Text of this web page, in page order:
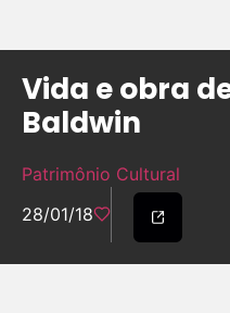
Vida e obra
Baldwin
Patrimônio Cultural
28/01/18